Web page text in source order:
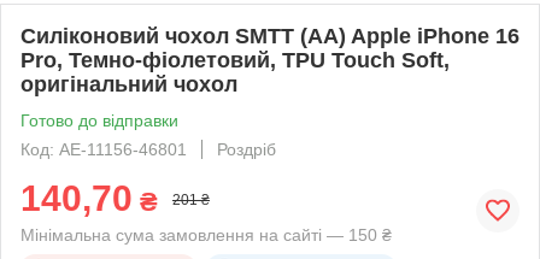
Силіконовий чохол SMTT (AA) Apple iPhone 16
Pro, Темно-фіолетовий, TPU Touch Soft,
оригінальний чохол
Готово до відправки
Код: AE-11156-46801
Роздріб
140,70 ₴ 201 ₴
Мінімальна сума замовлення на сайті — 150 ₴